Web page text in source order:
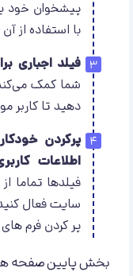
پیشخوان خود
با استفاده از
فیلد اجباری
شما کمک می‌کند
دهید تا کاربر
پرکردن
اطلاعات
فیلد‌ها تماما
سایت فعال
پر کردن فرم
بخش پایین صفحه